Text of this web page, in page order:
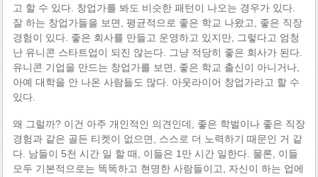
고 할 수 있다. 창업가를 봐도 비슷한 패턴이 나오는 경우가 있다.
잘 하는 창업가들을 보면, 평균적으로 좋은 학교 나왔고, 좋은 직장
경험이 있다. 좋은 회사를 만들고 운영하고 있지만, 그렇다고 엄청
난 유니콘 스타트업이 되진 않는다. 그냥 적당히 좋은 회사가 된다.
유니콘 기업을 만드는 창업가를 보면, 좋은 학교 출신이 아니거나,
아예 대학을 안 나온 사람들도 많다. 아웃라이어 창업가라고 할 수
있다.
왜 그럴까? 이건 아주 개인적인 의견인데, 좋은 학벌이나 좋은 직장
경험과 같은 골든 티켓이 없으면, 스스로 더 노력하기 때문인 거 같
다. 남들이 5천 시간 일 할 때, 이들은 1만 시간 일한다. 물론, 이들
모두 기본적으로는 똑똑하고 현명한 사람들이고, 자신이 하는 업에